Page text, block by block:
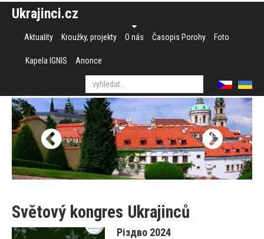
Ukrajinci.cz
Aktuality Kroužky, projekty O nás Časopis Porohy Foto
Kapela IGNIS Anonce
Světový kongres Ukrajinců
Різдво 2024